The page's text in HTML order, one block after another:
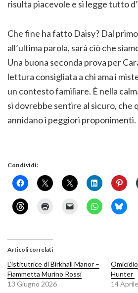
risulta piacevole e si legge tutto
Che fine ha fatto Daisy? Dal
all’ultima parola, sarà ciò che
Una buona seconda prova per
lettura consigliata a chi ama i
un contesto familiare. È nella
si dovrebbe sentire al sicuro, che
annidano i peggiori proponimenti.
Condividi:
Articoli correlati
L’istitutrice di Birkhall Manor –
Fiammetta Murino Rossi
13 Giugno 2026
Hunter
14